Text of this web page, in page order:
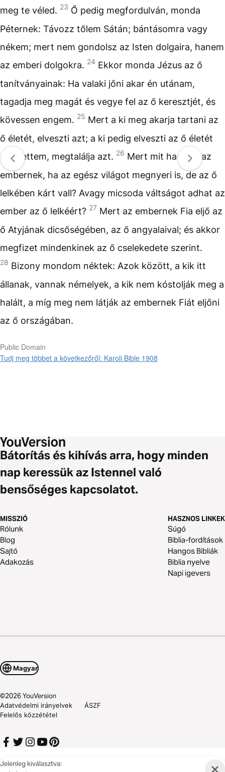
meg te véled. 23 Ő pedig megfordulván, monda
Péternek: Távozz tőlem Sátán; bántásomra vagy
nékem; mert nem gondolsz az Isten dolgaira, hanem
az emberi dolgokra. 24 Ekkor monda Jézus az ő
tanítványainak: Ha valaki jőni akar én utánam,
tagadja meg magát és vegye fel az ő keresztjét, és
kövessen engem. 25 Mert a ki meg akarja tartani az
ő életét, elveszti azt; a ki pedig elveszti az ő életét
én érettem, megtalálja azt. 26 Mert mit használ az
embernek, ha az egész világot megnyeri is, de az ő
lelkében kárt vall? Avagy micsoda váltságot adhat az
ember az ő lelkéért? 27 Mert az embernek Fia eljő az
ő Atyjának dicsőségében, az ő angyalaival; és akkor
megfizet mindenkinek az ő cselekedete szerint.
28 Bizony mondom néktek: Azok között, a kik itt
állanak, vannak némelyek, a kik nem kóstolják meg a
halált, a míg meg nem látják az embernek Fiát eljőni
az ő országában.
Jelenleg kiválasztva:
Public Domain
Tudj meg többet a következőről: Karoli Bible 1908
Bátorítás és kihívás arra, hogy minden
nap keressük az Istennel való
bensőséges kapcsolatot.
MISSZIÓ
Rólunk
Blog
Sajtó
Adakozás
HASZNOS LINKEK
Súgó
Biblia-fordítások
Hangos Bibliák
Biblia nyelve
Napi igevers
Magyar
©2026YouVersion
Adatvédelmi irányelvek
ÁSZF
Felelős közzététel